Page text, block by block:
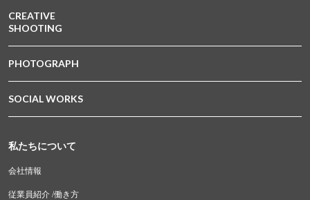
CREATIVE
SHOOTING
PHOTOGRAPH
SOCIAL WORKS
私たちについて
会社情報
従業員紹介 /働き方